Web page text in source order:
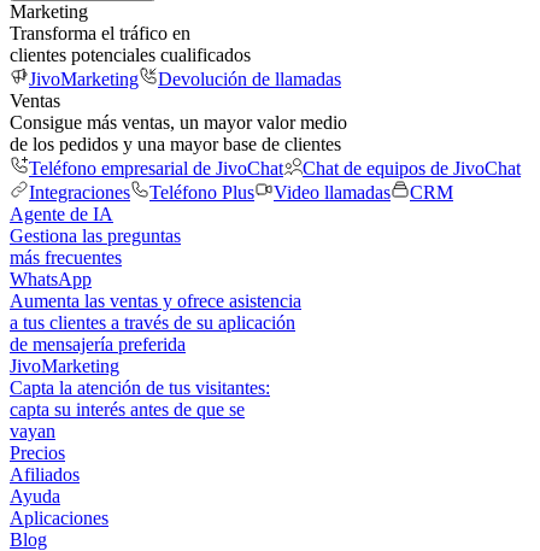
Marketing
Transforma el tráfico en
clientes potenciales cualificados
JivoMarketing
Devolución de llamadas
Ventas
Consigue más ventas, un mayor valor medio
de los pedidos y una mayor base de clientes
Teléfono empresarial de JivoChat
Chat de equipos de JivoChat
Integraciones
Teléfono Plus Video llamadas
CRM
Agente de IA
Gestiona las preguntas
más frecuentes
WhatsApp
Aumenta las ventas y ofrece asistencia
a tus clientes a través de su aplicación
de mensajería preferida
JivoMarketing
Capta la atención de tus visitantes:
capta su interés antes de que se
vayan
Precios
Afiliados
Ayuda
Aplicaciones
Blog